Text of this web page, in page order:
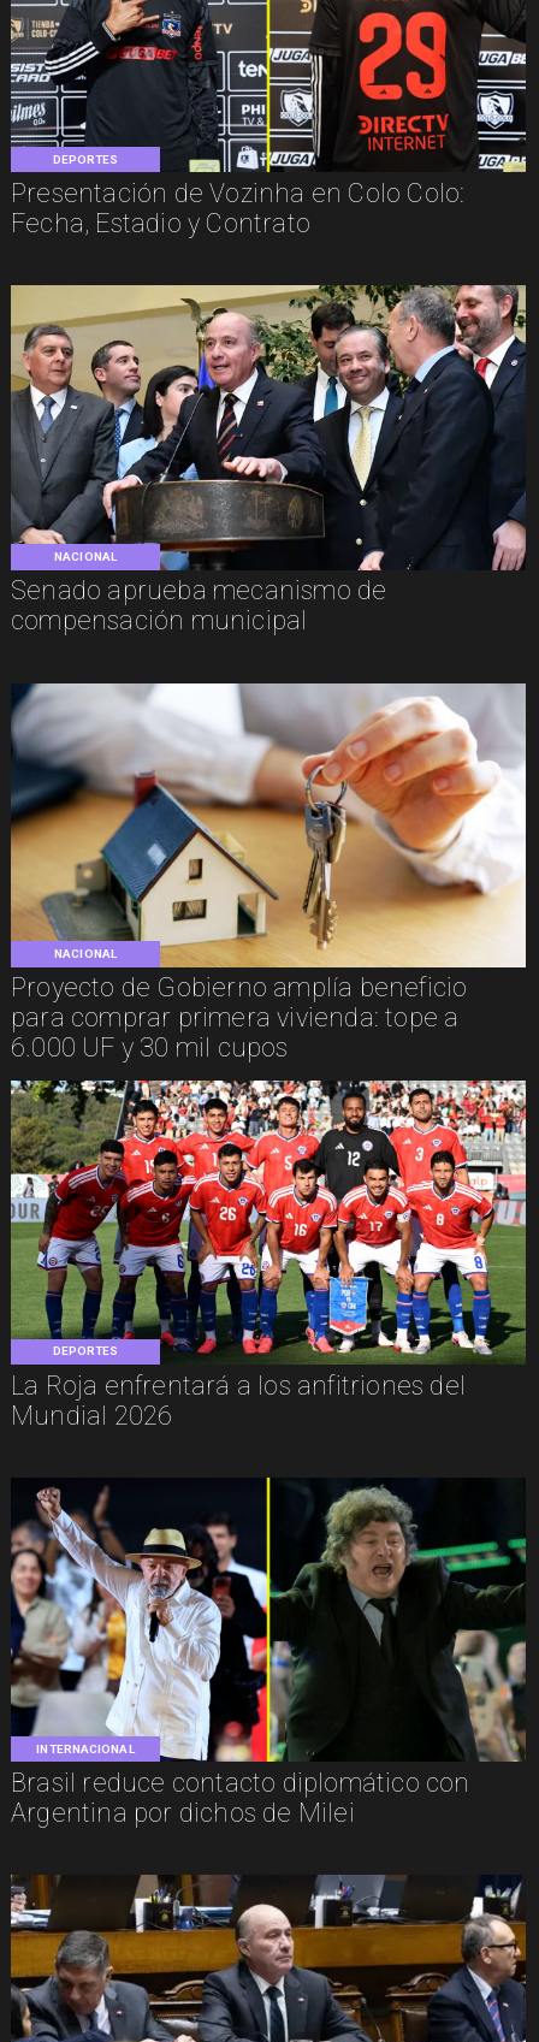
DEPORTES
Presentación de Vozinha en Colo Colo:
Fecha, Estadio y Contrato
NACIONAL
Senado aprueba mecanismo de
compensación municipal
NACIONAL
Proyecto de Gobierno amplía beneficio
para comprar primera vivienda: tope a
6.000 UF y 30 mil cupos
DEPORTES
La Roja enfrentará a los anfitriones del
Mundial 2026
INTERNACIONAL
Brasil reduce contacto diplomático con
Argentina por dichos de Milei